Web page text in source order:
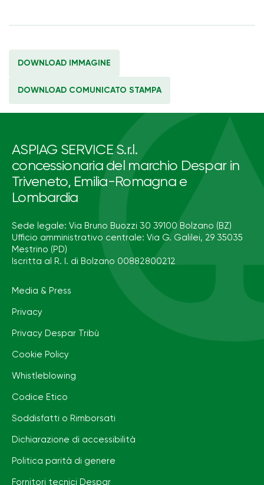
DOWNLOAD IMMAGINE
DOWNLOAD COMUNICATO STAMPA
ASPIAG SERVICE S.r.l.
concessionaria del marchio Despar in
Triveneto, Emilia-Romagna e
Lombardia
Sede legale: Via Bruno Buozzi 30 39100 Bolzano (BZ)
Ufficio amministrativo centrale: Via G. Galilei, 29 35035
Mestrino (PD)
Iscritta al R. I. di Bolzano 00882800212
Media & Press
Privacy
Privacy Despar Tribù
Cookie Policy
Whistleblowing
Codice Etico
Soddisfatti o Rimborsati
Dichiarazione di accessibilità
Politica parità di genere
Fornitori tecnici Despar